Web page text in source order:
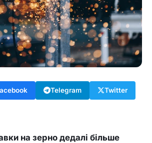
Telegram Twitter
на зерно дедалі більше